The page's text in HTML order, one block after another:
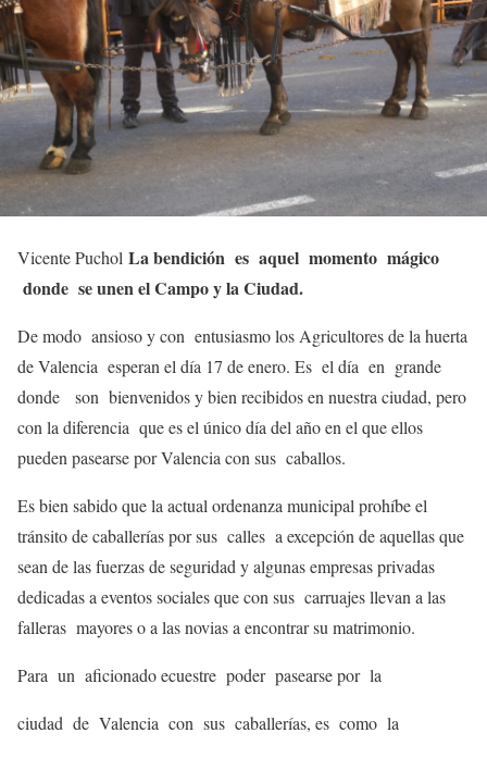
Vicente Puchol La bendición es aquel momento mágico
donde se unen el Campo y la Ciudad.
De modo ansioso y con entusiasmo los Agricultores de la huerta
de Valencia esperan el día 17 de enero. Es el día en grande
donde son bienvenidos y bien recibidos en nuestra ciudad, pero
con la diferencia que es el único día del año en el que ellos
pueden pasearse por Valencia con sus caballos.
Es bien sabido que la actual ordenanza municipal prohíbe el
tránsito de caballerías por sus calles a excepción de aquellas que
sean de las fuerzas de seguridad y algunas empresas privadas
dedicadas a eventos sociales que con sus carruajes llevan a las
falleras mayores o a las novias a encontrar su matrimonio.
Para un aficionado ecuestre poder pasearse por la
ciudad de Valencia con sus caballerías, es como la